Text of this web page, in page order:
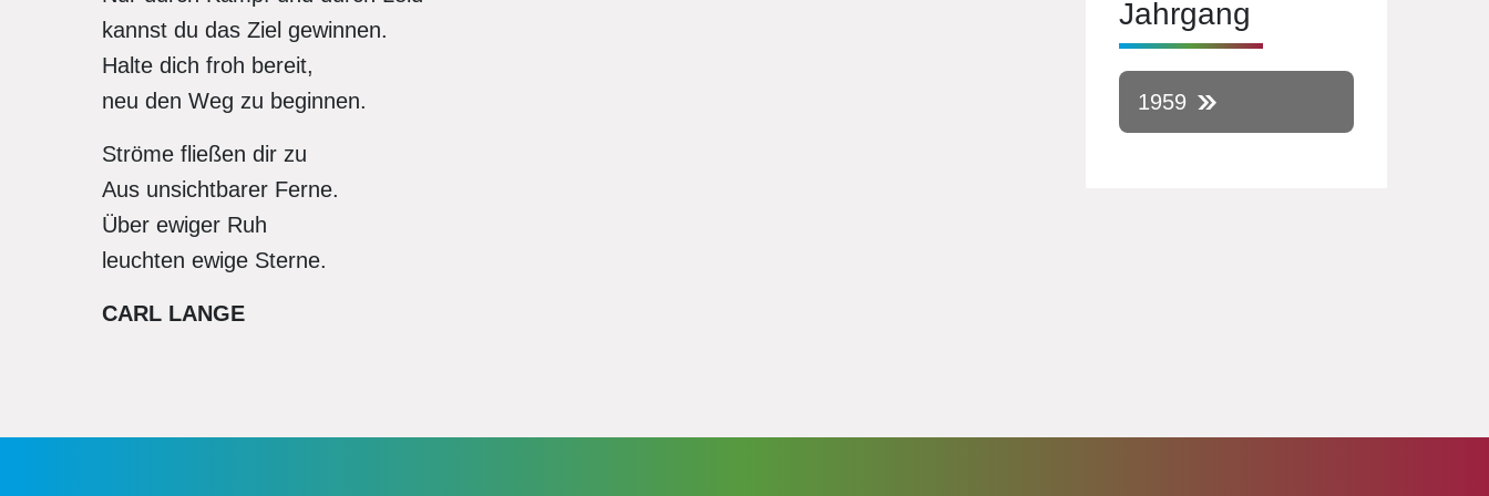
kannst du das Ziel gewinnen.
Halte dich froh bereit,
neu den Weg zu beginnen.
Ströme fließen dir zu
Aus unsichtbarer Ferne.
Über ewiger Ruh
leuchten ewige Sterne.
CARL LANGE
Jahrgang
1959